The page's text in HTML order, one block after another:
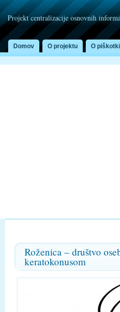
Projekt centralizacije osnovnih
Domov O projektu O
Roženica – društvo
keratokonusom